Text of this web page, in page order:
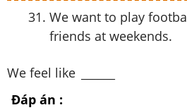
We want to play
friends at weekends.
We feel like
Đáp án :